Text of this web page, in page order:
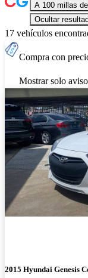
A 100 millas
Ocultar
17 vehículos
Compra con
Mostrar solo
2015 Hyundai Genesis